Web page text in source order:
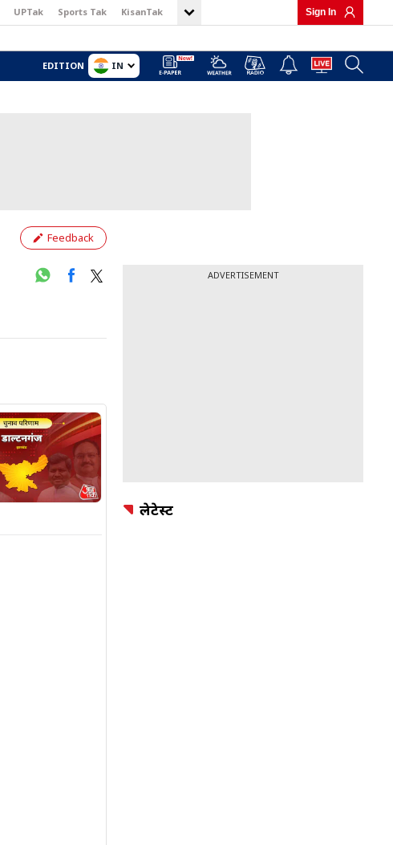
UPTak Sports Tak KisanTak Sign In
EDITION IN
Feedback
ADVERTISEMENT
लेटेस्ट